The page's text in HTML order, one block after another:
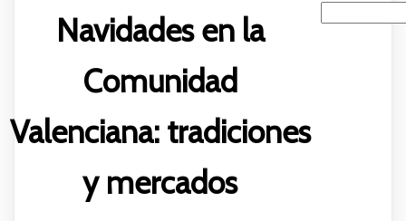
Navidades en la
Comunidad
Valenciana: tradiciones
y mercados